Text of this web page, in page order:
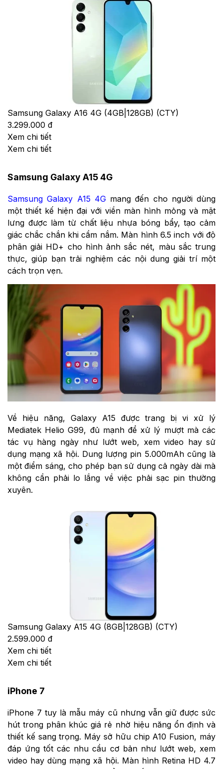
Samsung Galaxy A16 4G (4GB|128GB) (CTY)
3.299.000 đ
Xem chi tiết
Xem chi tiết
Samsung Galaxy A15 4G
Samsung Galaxy A15 4Gmang đến cho người dùng
một thiết kế hiện đại với viền màn hình mỏng và mặt
lưng được làm từ chất liệu nhựa bóng bẩy, tạo cảm
giác chắc chắn khi cầm nắm. Màn hình 6.5 inch với độ
phân giải HD+ cho hình ảnh sắc nét, màu sắc trung
thực, giúp bạn trải nghiệm các nội dung giải trí một
cách trọn vẹn.
Về hiệu năng, Galaxy A15 được trang bị vi xử lý
Mediatek Helio G99, đủ mạnh để xử lý mượt mà các
tác vụ hàng ngày như lướt web, xem video hay sử
dụng mạng xã hội. Dung lượng pin 5.000mAh cũng là
một điểm sáng, cho phép bạn sử dụng cả ngày dài mà
không cần phải lo lắng về việc phải sạc pin thường
xuyên.
Samsung Galaxy A15 4G (8GB|128GB) (CTY)
2.599.000 đ
Xem chi tiết
Xem chi tiết
iPhone 7
iPhone 7 tuy là mẫu máy cũ nhưng vẫn giữ được sức
hút trong phân khúc giá rẻ nhờ hiệu năng ổn định và
thiết kế sang trọng. Máy sở hữu chip A10 Fusion, máy
đáp ứng tốt các nhu cầu cơ bản như lướt web, xem
video hay dùng mạng xã hội. Màn hình Retina HD 4.7